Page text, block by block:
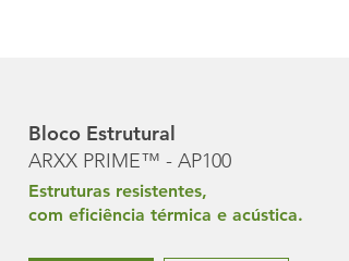
Bloco Estrutural
ARXX PRIME™ - AP100
Estruturas resistentes,
com eficiência térmica e acústica.